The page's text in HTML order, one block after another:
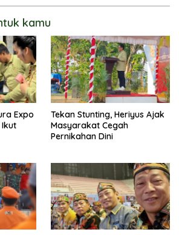
kamu
Expo
Ikut
Tekan Stunting, Heriyus Ajak
Masyarakat Cegah
Pernikahan Dini